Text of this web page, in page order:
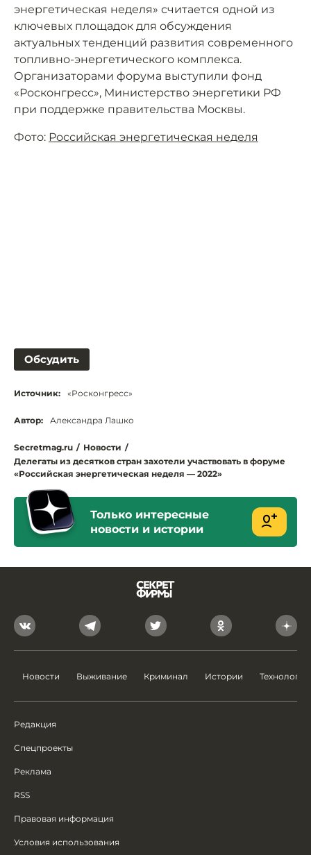
энергетическая неделя» считается одной из
ключевых площадок для обсуждения
актуальных тенденций развития современного
топливно-энергетического комплекса.
Организаторами форума выступили фонд
«Росконгресс», Министерство энергетики РФ
при поддержке правительства Москвы.
Фото: Российская энергетическая неделя
Обсудить
Источник: «Росконгресс»
Автор: Александра Лашко
Secretmag.ru / Новости /
Делегаты из десятков стран захотели участвовать в форуме
«Российская энергетическая неделя — 2022»
Только интересные
новости и истории
Новости Выживание Криминал Истории Технологии
Редакция
Спецпроекты
Реклама
RSS
Правовая информация
Условия использования